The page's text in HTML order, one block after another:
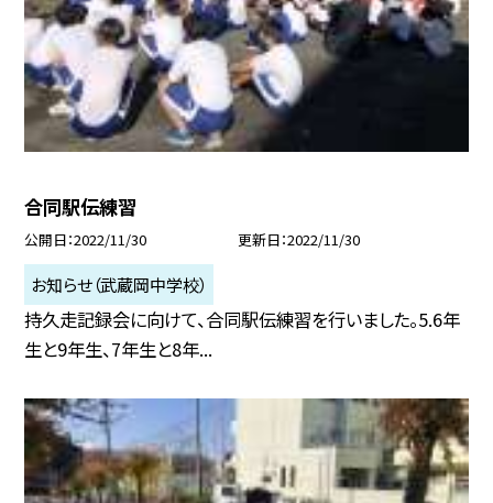
合同駅伝練習
公開日 2022/11/30 更新日 2022/11/30
お知らせ（武蔵岡中学校）
持久走記録会に向けて、合同駅伝練習を行いました。5.6年
生と9年生、7年生と8年...